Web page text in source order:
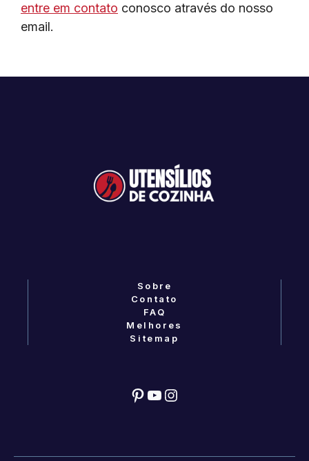
entre em contato conosco através do nosso
email.
Sobre
Contato
FAQ
Melhores
Sitemap
Pinterest
YouTube
Instagram